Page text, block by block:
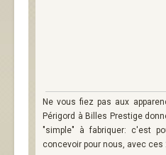
Ne vous fiez pas aux
Périgord à Billes Prestige
"simple" à fabriquer: c'est
concevoir pour nous, avec ces